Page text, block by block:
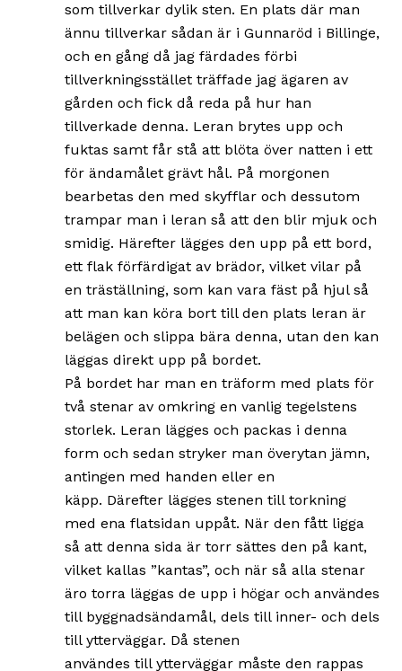
som tillverkar dylik sten. En plats där man
ännu tillverkar sådan är i Gunnaröd i Billinge,
och en gång då jag färdades förbi
tillverkningsstället träffade jag ägaren av
gården och fick då reda på hur han
tillverkade denna. Leran brytes upp och
fuktas samt får stå att blöta över natten i ett
för ändamålet grävt hål. På morgonen
bearbetas den med skyfflar och dessutom
trampar man i leran så att den blir mjuk och
smidig. Härefter lägges den upp på ett bord,
ett flak förfärdigat av brädor, vilket vilar på
en träställning, som kan vara fäst på hjul så
att man kan köra bort till den plats leran är
belägen och slippa bära denna, utan den kan
läggas direkt upp på bordet.
På bordet har man en träform med plats för
två stenar av omkring en vanlig tegelstens
storlek. Leran lägges och packas i denna
form och sedan stryker man överytan jämn,
antingen med handen eller en
käpp. Därefter lägges stenen till torkning
med ena flatsidan uppåt. När den fått ligga
så att denna sida är torr sättes den på kant,
vilket kallas ”kantas”, och när så alla stenar
äro torra läggas de upp i högar och användes
till byggnadsändamål, dels till inner- och dels
till ytterväggar. Då stenen
användes till ytterväggar måste den rappas